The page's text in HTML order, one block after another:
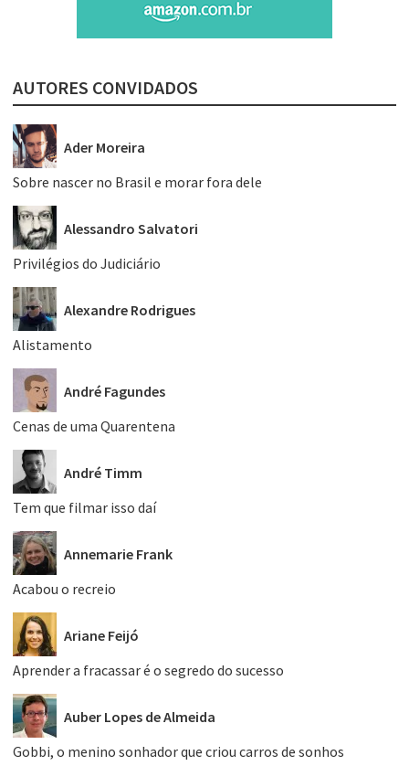
AUTORES CONVIDADOS
Ader Moreira
Sobre nascer no Brasil e morar fora dele
Alessandro Salvatori
Privilégios do Judiciário
Alexandre Rodrigues
Alistamento
André Fagundes
Cenas de uma Quarentena
André Timm
Tem que filmar isso daí
Annemarie Frank
Acabou o recreio
Ariane Feijó
Aprender a fracassar é o segredo do sucesso
Auber Lopes de Almeida
Gobbi, o menino sonhador que criou carros de sonhos